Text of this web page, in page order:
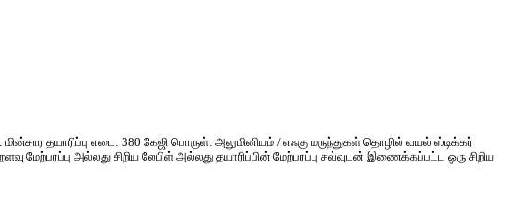
தயாரிப்பு எடை: 380 கேஜி பொருள்: அலுமினியம் / எஃகு மருந்துகள் தொழில் வயல் ஸ்டிக்கர்
மேற்பரப்பு அல்லது சிறிய லேபிள் அல்லது தயாரிப்பின் மேற்பரப்பு சவ்வுடன் இணைக்கப்பட்ட ஒரு சிறிய